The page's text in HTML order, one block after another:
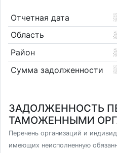
Отчетная дата
Область
Район
Сумма задолженности
ЗАДОЛЖЕННОСТЬ
ТАМОЖЕННЫМИ
Перечень организаций и
имеющих неисполненную